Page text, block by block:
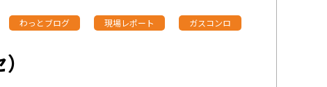
わっとブログ 現場レポート ガスコンロ